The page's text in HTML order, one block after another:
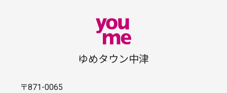
ゆめタウン中津
〒871-0065